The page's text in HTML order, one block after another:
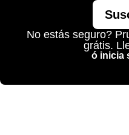
No estás seguro?
grátis.
ó inicia